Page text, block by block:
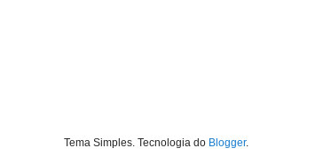
Tema Simples. Tecnologia do Blogger.